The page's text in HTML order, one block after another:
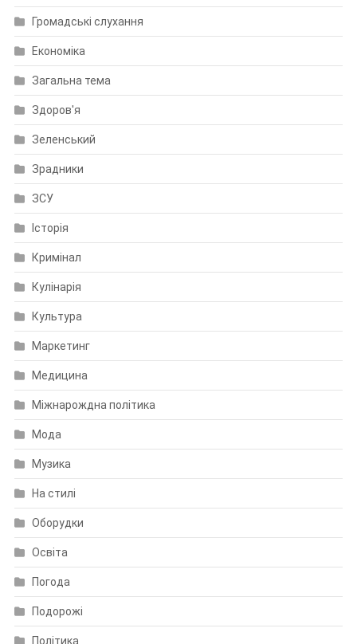
Громадські слухання
Економіка
Загальна тема
Здоров'я
Зеленський
Зрадники
ЗСУ
Історія
Кримінал
Кулінарія
Культура
Маркетинг
Медицина
Міжнарождна політика
Мода
Музика
На стилі
Оборудки
Освіта
Погода
Подорожі
Політика